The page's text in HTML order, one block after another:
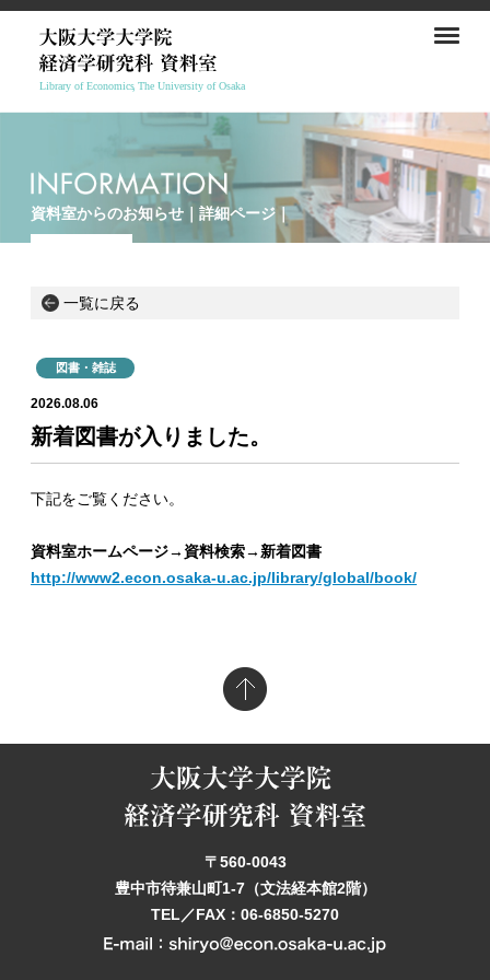
資料室からのお知らせ｜詳細ページ｜
一覧に戻る
図書・雑誌
2026.08.06
新着図書が入りました。
下記をご覧ください。
資料室ホームページ→資料検索→新着図書
http://www2.econ.osaka-u.ac.jp/library/global/book/
〒560-0043
豊中市待兼山町1-7（文法経本館2階）
TEL／FAX：06-6850-5270